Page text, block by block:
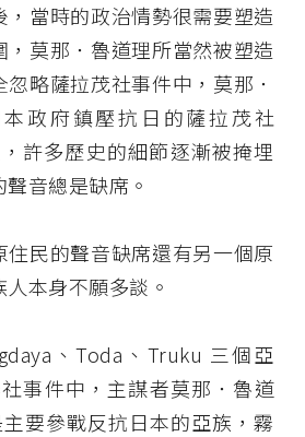
，當時的政治情勢很需要塑造
，莫那．魯道理所當然被塑造
略薩拉茂社事件中，莫那．
政府鎮壓抗日的薩拉茂社
，許多歷史的細節逐漸被掩埋
音總是缺席。
住民的聲音缺席還有另一個原
本身不願多談。
、Toda、Truku 三個亞
事件中，主謀者莫那．魯道
要參戰反抗日本的亞族，霧